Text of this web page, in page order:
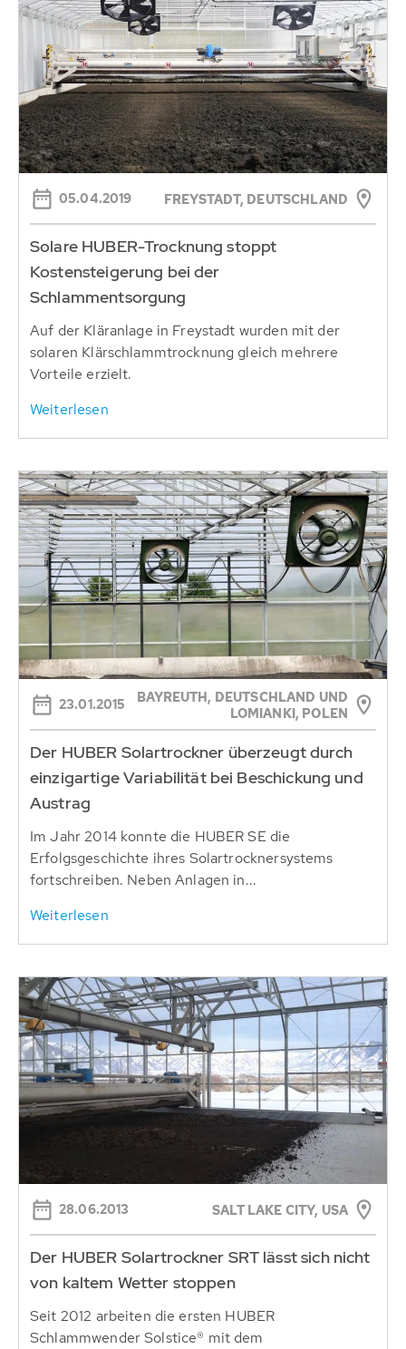
05.04.2019 FREYSTADT, DEUTSCHLAND
Solare HUBER-Trocknung stoppt
Kostensteigerung bei der
Schlammentsorgung
Auf der Kläranlage in Freystadt wurden mit der
solaren Klärschlammtrocknung gleich mehrere
Vorteile erzielt.
Weiterlesen
23.01.2015
BAYREUTH, DEUTSCHLAND UND
LOMIANKI, POLEN
Der HUBER Solartrockner überzeugt durch
einzigartige Variabilität bei Beschickung und
Austrag
Im Jahr 2014 konnte die HUBER SE die
Erfolgsgeschichte ihres Solartrocknersystems
fortschreiben. Neben Anlagen in...
Weiterlesen
28.06.2013 SALT LAKE CITY, USA
Der HUBER Solartrockner SRT lässt sich nicht
von kaltem Wetter stoppen
Seit 2012 arbeiten die ersten HUBER
Schlammwender Solstice® mit dem